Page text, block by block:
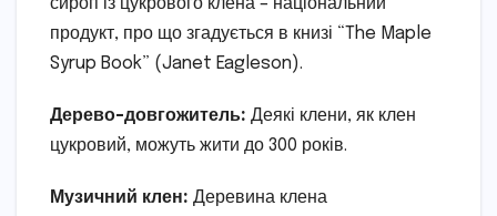
продукт, про що згадується в книзі “The Maple
Syrup Book” (Janet Eagleson).
Дерево-довгожитель: Деякі клени, як клен
цукровий, можуть жити до 300 років.
Музичний клен: Деревина клена